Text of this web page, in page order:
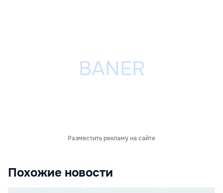
Разместить рекламу на сайте
Похожие новости